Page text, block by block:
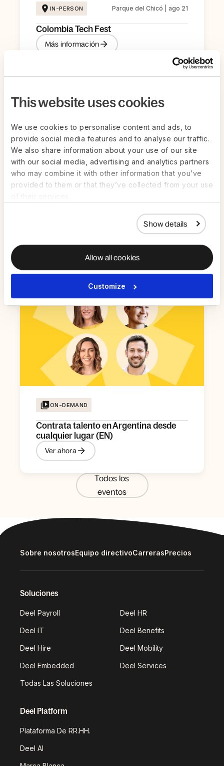
This website uses cookies
We use cookies to personalise content and ads, to
provide social media features and to analyse our traffic.
We also share information about your use of our site
with our social media, advertising and analytics partners
who may combine it with other information that you’ve
provided to them or that they’ve collected from your use
Show details
Allow all cookies
Customize
IN-PERSON Parque del Chicó | ago 21
Colombia Tech Fest
Más información
Masterclass: liderazgo sin fronteras
ON-DEMAND
Contrata talento en Argentina desde
cualquier lugar (EN)
Ver ahora
Todos los
eventos
Sobre nosotrosEquipo directivoCarrerasPrecios
Soluciones
Deel Payroll Deel HR
Deel IT Deel Benefits
Deel Hire Deel Mobility
Deel Embedded Deel Services
Todas Las Soluciones
Deel Platform
Plataforma De RR.HH.
Deel AI